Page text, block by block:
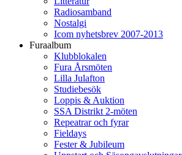
Radiosamband
Nostalgi
Icom nyhetsbrev 2007-2013
Furaalbum
Klubblokalen
Fura Årsmöten
Lilla Julafton
Studiebesök
Loppis & Auktion
SSA Distrikt 2-möten
Repeatrar och fyrar
Fieldays
Fester & Jubileum